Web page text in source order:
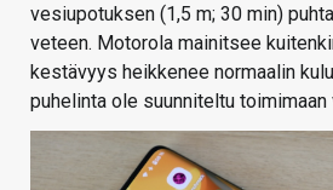
vesiupotuksen (1,5 m; 30 min)
veteen. Motorola mainitsee
kestävyys heikkenee normaalin
puhelinta ole suunniteltu toimimaan